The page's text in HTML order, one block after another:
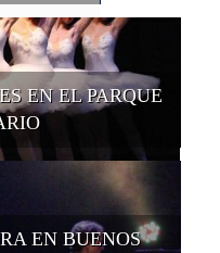
EN EL PARQUE
EN BUENOS